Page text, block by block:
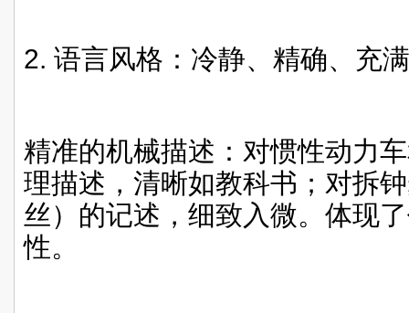
2. 语言风格：冷静、精确、充
精准的机械描述：对惯性动力
理描述，清晰如教科书；对拆
丝）的记述，细致入微。体现
性。